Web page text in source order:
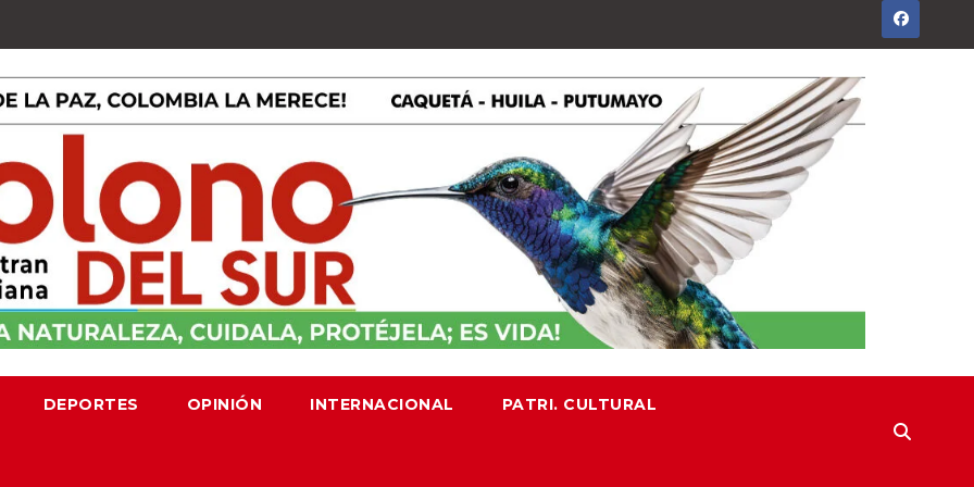
DEPORTES OPINIÓN INTERNACIONAL PATRI. CULTURAL